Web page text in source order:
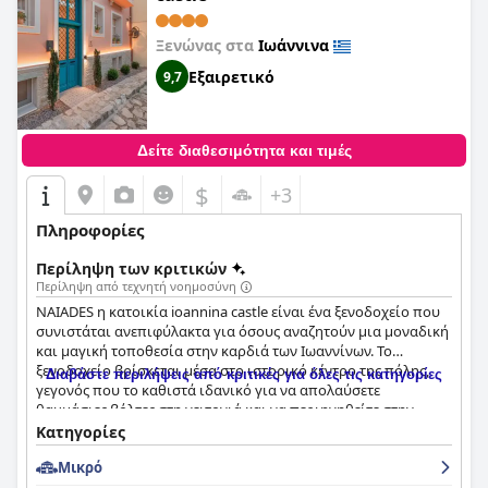
του.
Ξενώνας στα Ιωάννινα
9,7 Εξαιρετικό
Δείτε διαθεσιμότητα και τιμές
$ +3
Πληροφορίες
Περίληψη των κριτικών
Περίληψη από τεχνητή νοημοσύνη
NAIADES η κατοικία ioannina castle είναι ένα ξενοδοχείο που
συνιστάται ανεπιφύλακτα για όσους αναζητούν μια μοναδική
και μαγική τοποθεσία στην καρδιά των Ιωαννίνων. Το
ξενοδοχείο βρίσκεται μέσα στο ιστορικό κέντρο της πόλης,
γεγονός που το καθιστά ιδανικό για να απολαύσετε
θαυμάσιες βόλτες στη γειτονιά και να περιηγηθείτε στην
ακρόπολη, τα μνημεία και τα μουσεία του κάστρου. Οι
επισκέπτες εκστασιάζονται για τον εξαιρετικό μπουφέ
πρωινού με επιλογές για όλες τις διατροφικές απαιτήσεις, τα
Διαβάστε περιλήψεις από κριτικές για όλες τις κατηγορίες
Κατηγορίες
Μικρό